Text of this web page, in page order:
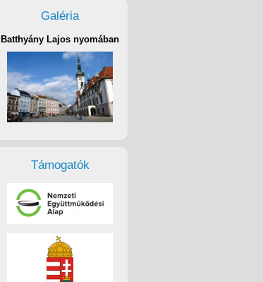
Galéria
Batthyány Lajos nyomában
Támogatók